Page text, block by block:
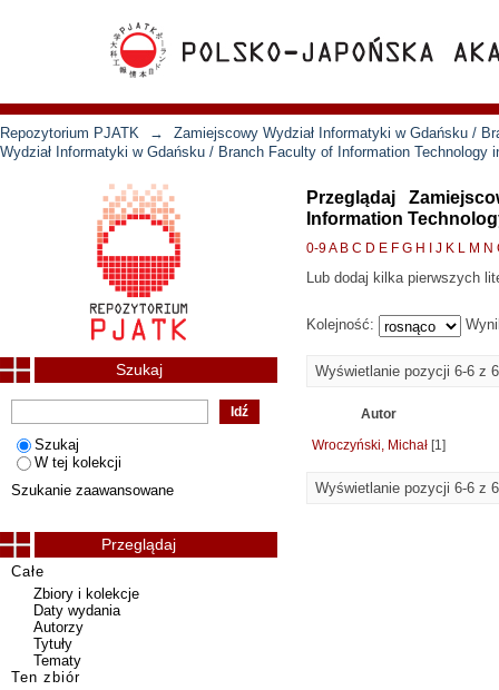
Repozytorium PJATK →
Zamiejscowy Wydział Informatyki w Gdańsku /
Wydział Informatyki w Gdańsku / Branch Faculty of Information Technology
Przeglądaj
Information
0-9A B C D E F G H J K L M N
Lub dodaj kilka pierwszych
Kolejność:
Wyświetlanie pozycji 6-6 z 6
Autor
Wroczyński, Michał [1]
Wyświetlanie pozycji 6-6 z 6
Szukaj
Szukaj
W tej kolekcji
Szukanie zaawansowane
Przeglądaj
Całe
Zbiory i kolekcje
Daty wydania
Autorzy
Tytuły
Tematy
Ten zbiór